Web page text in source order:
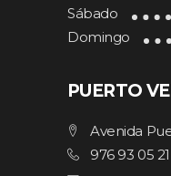
Sábado
Domingo
PUERTO
Avenida
976 93 05 21